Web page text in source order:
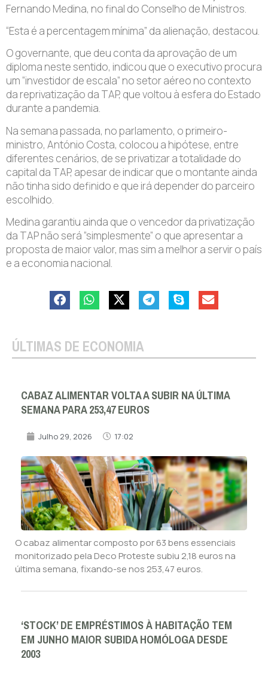
Fernando Medina, no final do Conselho de Ministros.
“Esta é a percentagem mínima” da alienação, destacou.
O governante, que deu conta da aprovação de um
diploma neste sentido, indicou que o executivo procura
um “investidor de escala” no setor aéreo no contexto
da reprivatização da TAP, que voltou à esfera do Estado
durante a pandemia.
Na semana passada, no parlamento, o primeiro-
ministro, António Costa, colocou a hipótese, entre
diferentes cenários, de se privatizar a totalidade do
capital da TAP, apesar de indicar que o montante ainda
não tinha sido definido e que irá depender do parceiro
escolhido.
Medina garantiu ainda que o vencedor da privatização
da TAP não será “simplesmente” o que apresentar a
proposta de maior valor, mas sim a melhor a servir o país
e a economia nacional.
ÚLTIMAS DE ECONOMIA
CABAZ ALIMENTAR VOLTA A SUBIR NA ÚLTIMA
SEMANA PARA 253,47 EUROS
Julho 29, 2026 17:02
O cabaz alimentar composto por 63 bens essenciais
monitorizado pela Deco Proteste subiu 2,18 euros na
última semana, fixando-se nos 253,47 euros.
‘STOCK’ DE EMPRÉSTIMOS À HABITAÇÃO TEM
EM JUNHO MAIOR SUBIDA HOMÓLOGA DESDE
2003